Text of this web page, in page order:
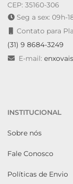
CEP: 35160-306
Seg a sex: 09h-
Contato para
(31) 9 8684-3249
E-mail:
INSTITUCIONAL
Sobre nós
Fale Conosco
Políticas de Envio